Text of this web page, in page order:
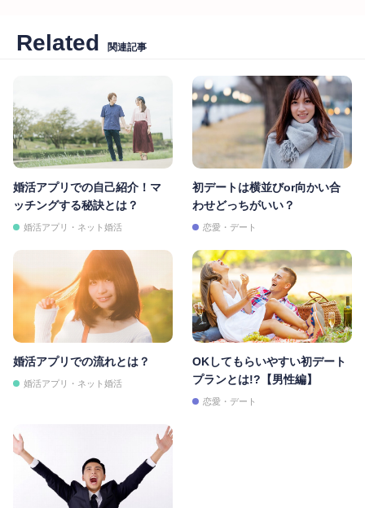
Related 関連記事
婚活アプリでの自己紹介！マ
ッチングする秘訣とは？
婚活アプリ・ネット婚活
初デートは横並びor向かい合
わせどっちがいい？
恋愛・デート
婚活アプリでの流れとは？
婚活アプリ・ネット婚活
OKしてもらいやすい初デート
プランとは!?【男性編】
恋愛・デート